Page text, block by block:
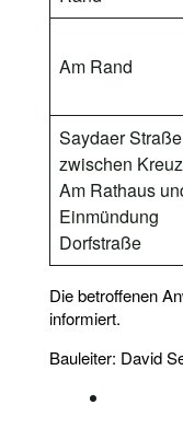
Am Rand
Saydaer Straße
zwischen
Am Rathaus
Einmündung
Dorfstraße
Die betroffenen
informiert.
Bauleiter: David